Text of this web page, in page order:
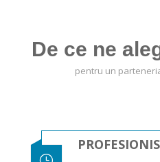
De ce ne
pentru un